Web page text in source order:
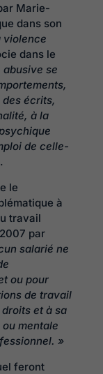
Marie-
dans son
violence
dans le
se
écrits,
à la
de celle-
le
à
travail
par
salarié ne
ou pour
de travail
et à sa
mentale
»
feront